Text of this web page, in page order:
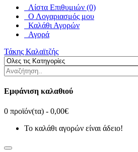
Λίστα Επιθυμιών (0)
Ο Λογαριασμός μου
Καλάθι Αγορών
Αγορά
Τάκης Καλαϊτζής
Εμφάνιση καλαθιού
0 προϊόν(τα) - 0,00€
Το καλάθι αγορών είναι άδειο!